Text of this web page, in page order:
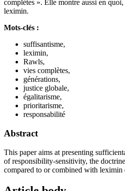
complètes ». Elle montre aussi en
leximin.
Mots-clés :
suffisantisme,
leximin,
Rawls,
vies complètes,
générations,
justice globale,
égalitarisme,
prioritarisme,
responsabilité
Abstract
This paper aims at presenting
of responsibility-sensitivity, the
compared to or combined with leximin